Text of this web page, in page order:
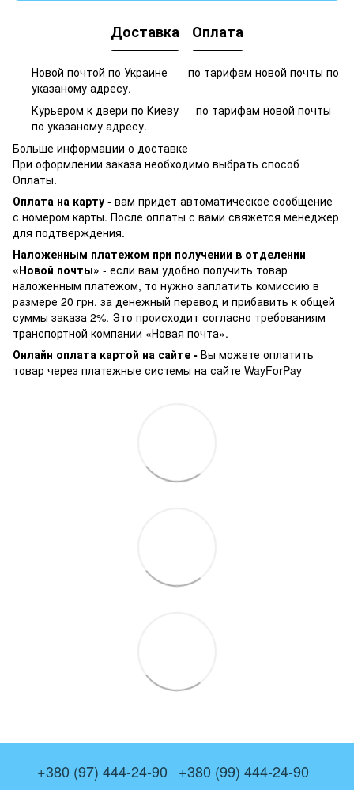
Доставка Оплата
Новой почтой по Украине — по тарифам новой почты по
указаному адресу.
Курьером к двери по Киеву — по тарифам новой почты
по указаному адресу.
Больше информации о доставке
При оформлении заказа необходимо выбрать способ
Оплаты.
Оплата на карту - вам придет автоматическое сообщение
с номером карты. После оплаты с вами свяжется менеджер
для подтверждения.
Наложенным платежом при получении в отделении
«Новой почты» - если вам удобно получить товар
наложенным платежом, то нужно заплатить комиссию в
размере 20 грн. за денежный перевод и прибавить к общей
суммы заказа 2%. Это происходит согласно требованиям
транспортной компании «Новая почта».
Онлайн оплата картой на сайте - Вы можете оплатить
товар через платежные системы на сайте WayForPay
+380 (97) 444-24-90 +380 (99) 444-24-90